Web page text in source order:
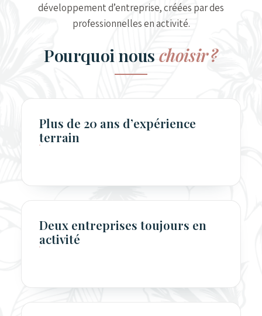
développement d’entreprise, créées par des
professionnelles en activité.
Pourquoi nous choisir ?
Plus de 20 ans d’expérience
terrain
Deux entreprises toujours en
activité